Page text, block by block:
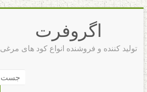
رفتن
به
اگروفرت
تولید کننده و فروشنده انواع کود های مرغی